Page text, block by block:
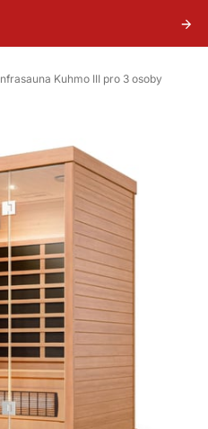
Kuhmo III pro 3 osoby